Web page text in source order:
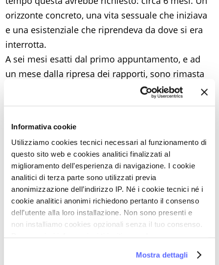
Informativa cookie
Utilizziamo cookies tecnici necessari al funzionamento di
questo sito web e cookies analitici finalizzati al
miglioramento dell’esperienza di navigazione. I cookie
analitici di terza parte sono utilizzati previa
anonimizzazione dell’indirizzo IP. Né i cookie tecnici né i
cookie analitici anonimi richiedono pertanto il consenso
dell’utente alla loro installazione. Non sono presenti e
non installiamo cookies opzionali senza il tuo consenso.
Mostra dettagli
orizzonte concreto, una vita sessuale che iniziava
e una esistenziale che riprendeva da dove si era
interrotta.
A sei mesi esatti dal primo appuntamento, e ad
un mese dalla ripresa dei rapporti, sono rimasta
incinta facendo l’amore senza dolore e senza
calcoli. Sarebbe già sufficiente per esserle grata
accontentata. Infatti, dopo un decorso abbastanza
sereno, le analisi in gravidanza avevano
evidenziato un possibile ritardo di crescita
intrauterino. L’ho subito contattata e lei,
chiamandomi personalmente, mi ha consigliato di
trasferirmi in una città che aveva un ospedale
specializzato, mettendomi in contatto con il
primario. Non è stata solo una misura di
prudenza, ma la salvezza mia e del mio bambino!